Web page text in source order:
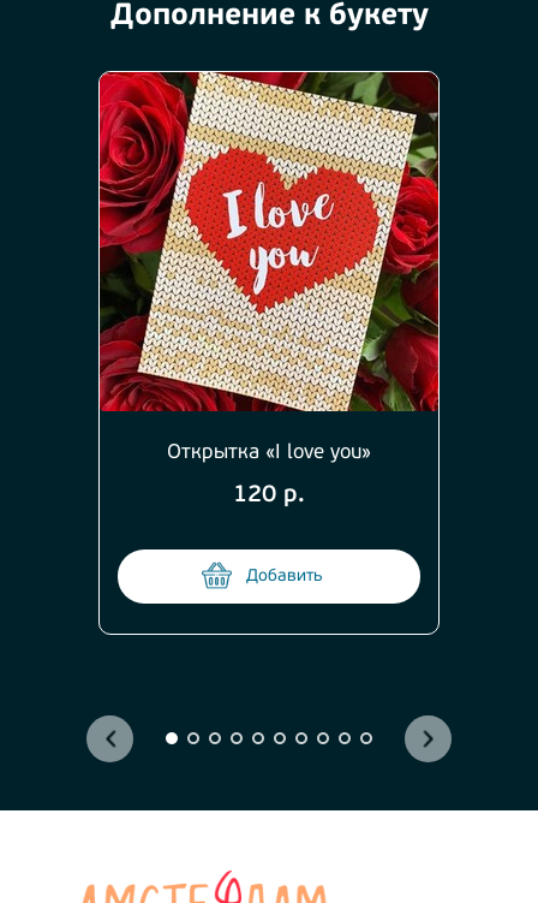
Дополнение к букету
Открытка «I love you»
120 р.
Добавить